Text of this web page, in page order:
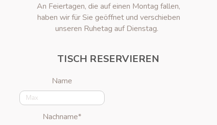
An Feiertagen, die auf einen Montag fallen,
haben wir für Sie geöffnet und verschieben
unseren Ruhetag auf Dienstag.
TISCH RESERVIEREN
Name
Nachname*